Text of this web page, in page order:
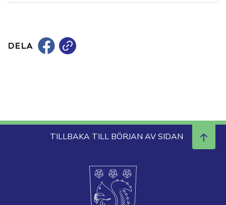
DELA
TILLBAKA TILL BÖRJAN AV SIDAN